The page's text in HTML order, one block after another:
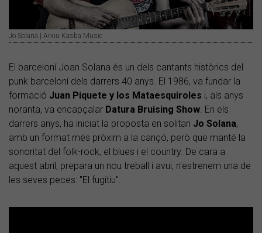
Jo Solana | Arxiu Kasba Music
El barceloní Joan Solana és un dels cantants històrics del
punk barceloní dels darrers 40 anys. El 1986, va fundar la
formació Juan Piquete y los Mataesquiroles i, als anys
noranta, va encapçalar Datura Bruising Show. En els
darrers anys, ha iniciat la proposta en solitari Jo Solana,
amb un format més pròxim a la cançó, però que manté la
sonoritat del folk-rock, el blues i el country. De cara a
aquest abril, prepara un nou treball i avui, n'estrenem una de
les seves peces: "El fugitiu".